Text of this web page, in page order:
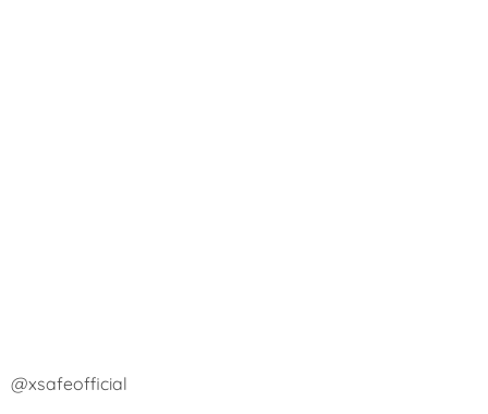
@xsafeofficial